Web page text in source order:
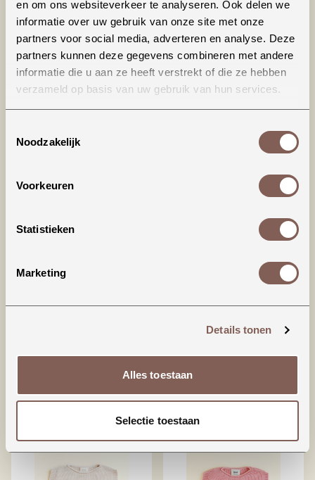
en om ons websiteverkeer te analyseren. Ook delen we
informatie over uw gebruik van onze site met onze
partners voor social media, adverteren en analyse. Deze
partners kunnen deze gegevens combineren met andere
informatie die u aan ze heeft verstrekt of die ze hebben
verzameld op basis van uw gebruik van hun services.
Noodzakelijk
Voorkeuren
Statistieken
Marketing
Details tonen
Alles toestaan
Selectie toestaan
Beanie fonzie
BEKIJKEN
BEKIJKEN
€ 35,99
BEKIJKEN